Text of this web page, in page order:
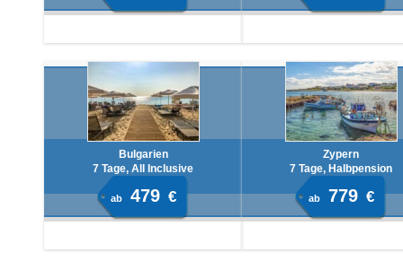
Bulgarien
7 Tage, All Inclusive
ab 479 €
Zypern
7 Tage, Halbpension
ab 779 €